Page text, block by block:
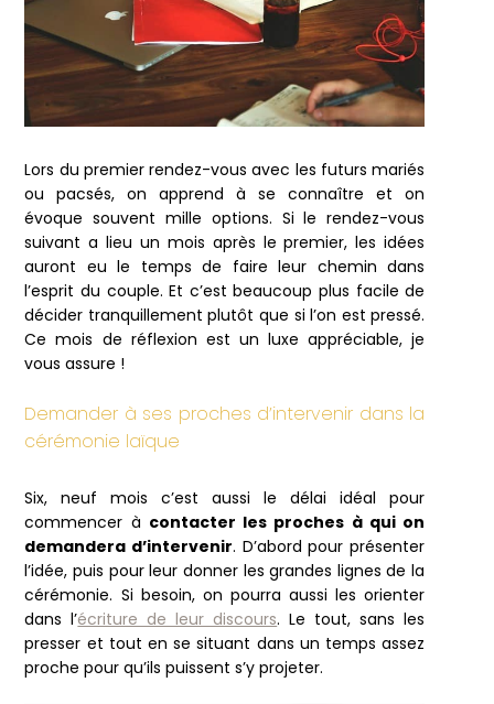
Lors du premier rendez-vous avec les futurs mariés
ou pacsés, on apprend à se connaître et on
évoque souvent mille options. Si le rendez-vous
suivant a lieu un mois après le premier, les idées
auront eu le temps de faire leur chemin dans
l’esprit du couple. Et c’est beaucoup plus facile de
décider tranquillement plutôt que si l’on est pressé.
Ce mois de réflexion est un luxe appréciable, je
vous assure !
Demander à ses proches d’intervenir dans la
cérémonie laïque
Six, neuf mois c’est aussi le délai idéal pour
commencer à contacter les proches à qui on
demandera d’intervenir. D’abord pour présenter
l’idée, puis pour leur donner les grandes lignes de la
cérémonie. Si besoin, on pourra aussi les orienter
dans l’écriture de leur discours. Le tout, sans les
presser et tout en se situant dans un temps assez
proche pour qu’ils puissent s’y projeter.